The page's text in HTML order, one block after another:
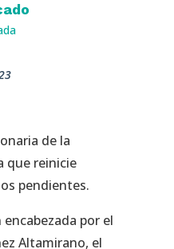
de la
que reinicie
pendientes.
por el
Altamirano, el